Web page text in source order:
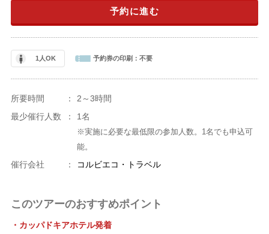
予約に進む
1人OK 予約券の印刷： 不要
所要時間 ：
2～3時間
最少催行人数
： 1名
※実施に必要な最低限の参加人数。1名でも申込可
能。
催行会社 ： コルビエコ・トラベル
このツアーのおすすめポイント
・カッパドキアホテル発着